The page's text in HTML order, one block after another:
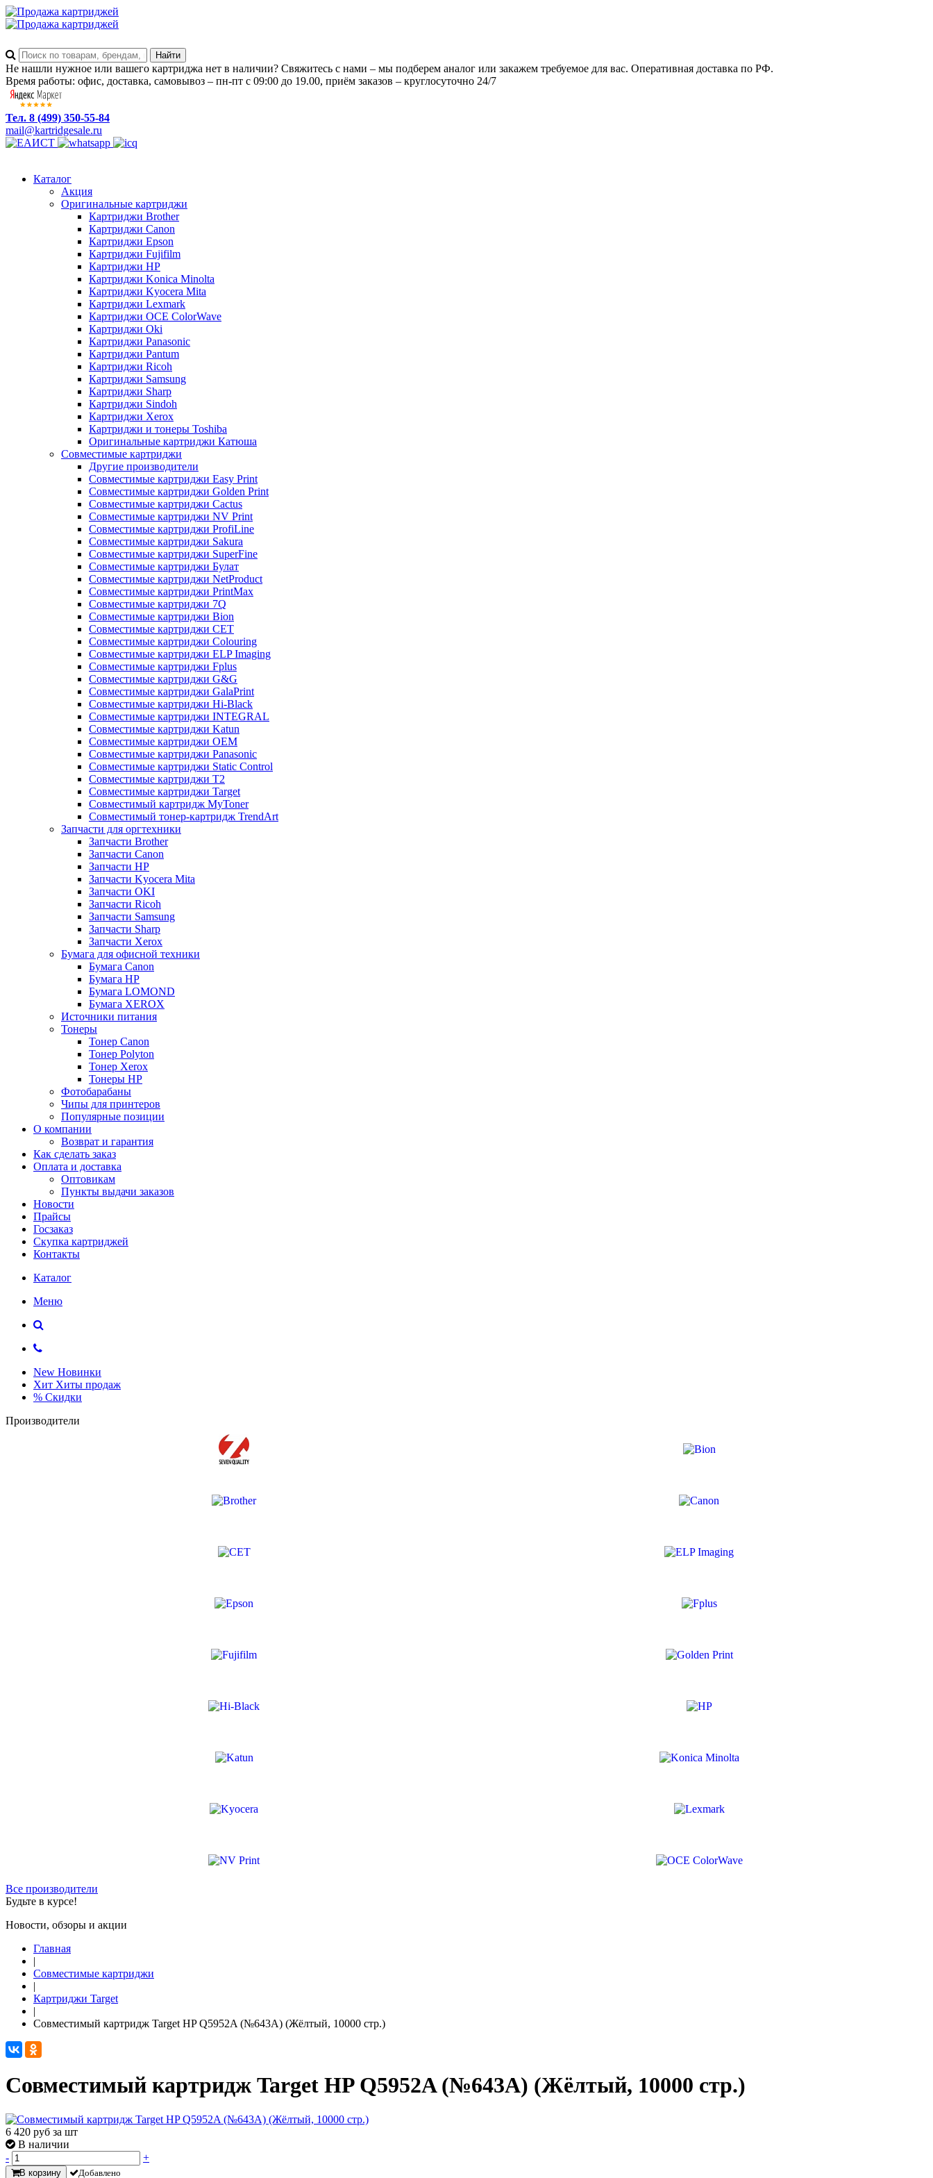
Не нашли нужное или вашего картриджа нет в наличии? Свяжитесь с нами – мы подберем аналог или закажем требуемое для вас. Оперативная доставка по РФ.
Время работы: офис, доставка, самовывоз – пн-пт с 09:00 до 19.00, приём заказов – круглосуточно 24/7
Тел. 8 (499) 350-55-84
mail@kartridgesale.ru
Каталог
Акция
Оригинальные картриджи
Картриджи Brother
Картриджи Canon
Картриджи Epson
Картриджи Fujifilm
Картриджи HP
Картриджи Konica Minolta
Картриджи Kyocera Mita
Картриджи Lexmark
Картриджи OCE ColorWave
Картриджи Oki
Картриджи Panasonic
Картриджи Pantum
Картриджи Ricoh
Картриджи Samsung
Картриджи Sharp
Картриджи Sindoh
Картриджи Xerox
Картриджи и тонеры Toshiba
Оригинальные картриджи Катюша
Совместимые картриджи
Другие производители
Совместимые картриджи Easy Print
Совместимые картриджи Golden Print
Совместимые картриджи Cactus
Совместимые картриджи NV Print
Совместимые картриджи ProfiLine
Совместимые картриджи Sakura
Совместимые картриджи SuperFine
Совместимые картриджи Булат
Совместимые картриджи NetProduct
Совместимые картриджи PrintMax
Совместимые картриджи 7Q
Совместимые картриджи Bion
Совместимые картриджи CET
Совместимые картриджи Colouring
Совместимые картриджи ELP Imaging
Совместимые картриджи Fplus
Совместимые картриджи G&G
Совместимые картриджи GalaPrint
Совместимые картриджи Hi-Black
Совместимые картриджи INTEGRAL
Совместимые картриджи Katun
Совместимые картриджи OEM
Совместимые картриджи Panasonic
Совместимые картриджи Static Control
Совместимые картриджи T2
Совместимые картриджи Target
Совместимый картридж MyToner
Совместимый тонер-картридж TrendArt
Запчасти для оргтехники
Запчасти Brother
Запчасти Canon
Запчасти HP
Запчасти Kyocera Mita
Запчасти OKI
Запчасти Ricoh
Запчасти Samsung
Запчасти Sharp
Запчасти Xerox
Бумага для офисной техники
Бумага Canon
Бумага HP
Бумага LOMOND
Бумага XEROX
Источники питания
Тонеры
Тонер Canon
Тонер Polyton
Тонер Xerox
Тонеры HP
Фотобарабаны
Чипы для принтеров
Популярные позиции
О компании
Возврат и гарантия
Как сделать заказ
Оплата и доставка
Оптовикам
Пункты выдачи заказов
Новости
Прайсы
Госзаказ
Скупка картриджей
Контакты
Каталог
Меню
New Новинки
Хит Хиты продаж
% Скидки
Производители
Все производители
Будьте в курсе!
Новости, обзоры и акции
Главная
|
Совместимые картриджи
|
Картриджи Target
|
Совместимый картридж Target HP Q5952A (№643A) (Жёлтый, 10000 стр.)
Совместимый картридж Target HP Q5952A (№643A) (Жёлтый, 10000 стр.)
6 420 руб за шт
В наличии
-
+
В корзину
Добавлено